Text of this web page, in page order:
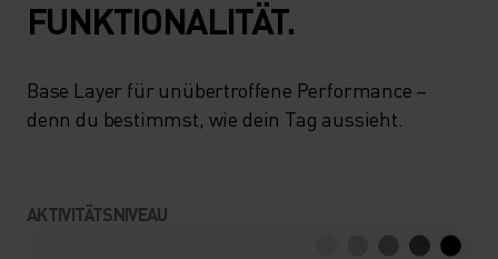
FUNKTIONALITÄT.
Base Layer für unübertroffene Performance –
denn du bestimmst, wie dein Tag aussieht.
AKTIVITÄTSNIVEAU